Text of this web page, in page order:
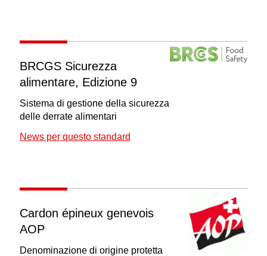
BRCGS Sicurezza
alimentare, Edizione 9
Sistema di gestione della sicurezza
delle derrate alimentari
News per questo standard
Cardon épineux genevois
AOP
Denominazione di origine protetta